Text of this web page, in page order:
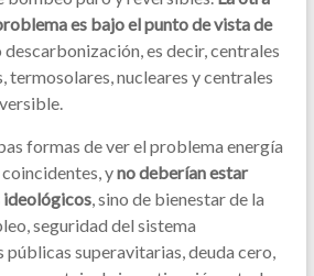
es bajo el punto de vista de
descarbonización, es decir, centrales
nucleares y centrales
formas de ver el problema energía
coincidentes, yno deberían estar
, sino de bienestar de la
seguridad del sistema
públicas superavitarias, deuda cero,